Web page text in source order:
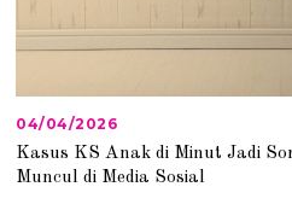
04/04/2026
/
0
Kasus KS Anak di Minut Jadi
Muncul di Media Sosial